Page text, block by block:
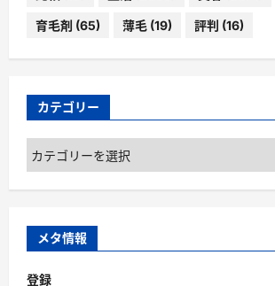
育毛剤 (65) 薄毛 (19) 評判 (16)
カテゴリー
カ
テ
ゴ
ー
メタ情報
登録